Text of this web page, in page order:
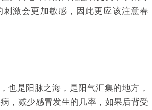
刺激会更加敏感，因此更应该注意春
是阳脉之海，是阳气汇集的地方，
，减少感冒发生的几率，如果后背受